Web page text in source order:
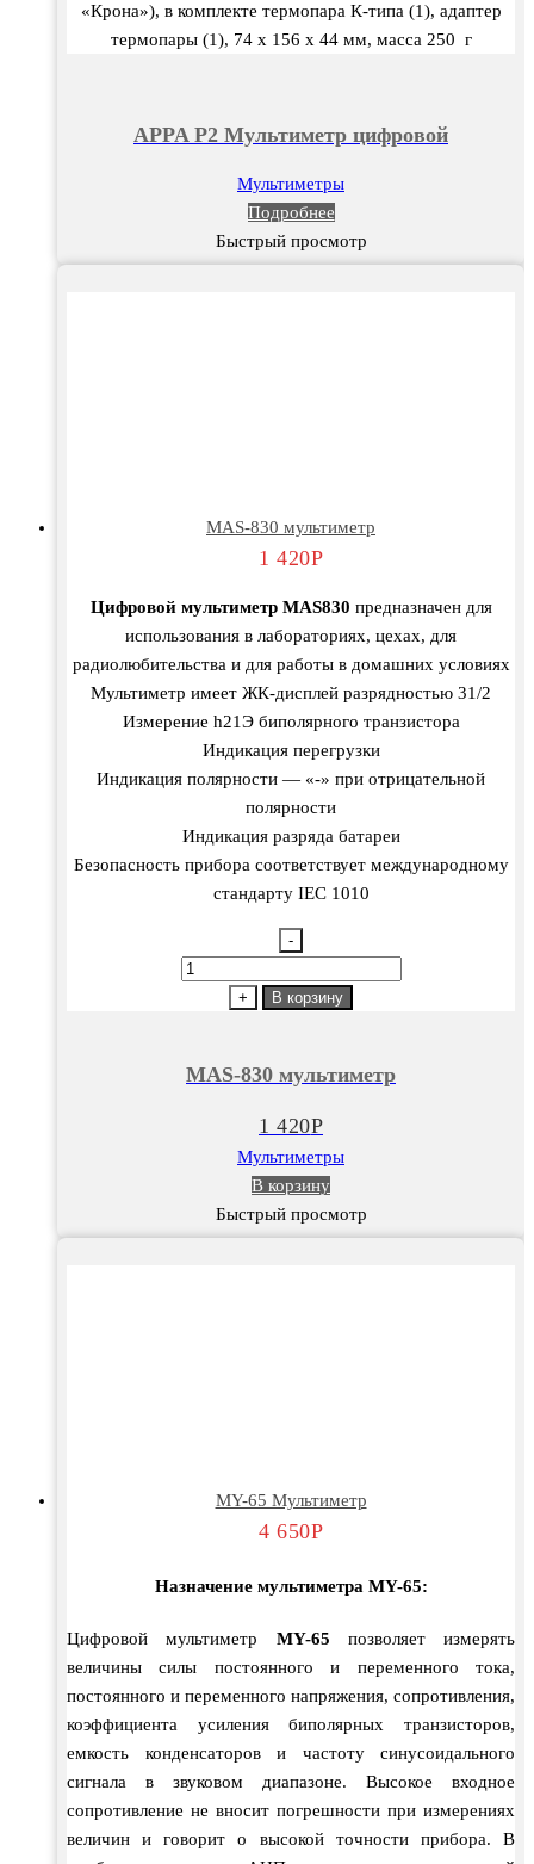
«Крона»), в комплекте термопара К-типа (1), адаптер
термопары (1), 74 х 156 х 44 мм, масса 250 г
APPA P2 Мультиметр цифровой
Мультиметры
Подробнее
Быстрый просмотр
MAS-830 мультиметр
1 420Р
Цифровой мультиметр MAS830 предназначен для
использования в лабораториях, цехах, для
радиолюбительства и для работы в домашних условиях
Мультиметр имеет ЖК-дисплей разрядностью 31/2
Измерение h21Э биполярного транзистора
Индикация перегрузки
Индикация полярности — «-» при отрицательной
полярности
Индикация разряда батареи
Безопасность прибора соответствует международному
стандарту IEC 1010
-
Количество
мультиметр
+ В корзину
MAS-830 мультиметр
1 420Р
Мультиметры
В корзину
Быстрый просмотр
MY-65 Мультиметр
4 650Р
Назначение мультиметра MY-65:
Цифровой мультиметр MY-65 позволяет измерять
величины силы постоянного и переменного тока,
постоянного и переменного напряжения, сопротивления,
коэффициента усиления биполярных транзисторов,
емкость конденсаторов и частоту синусоидального
сигнала в звуковом диапазоне. Высокое входное
сопротивление не вносит погрешности при измерениях
величин и говорит о высокой точности прибора. В